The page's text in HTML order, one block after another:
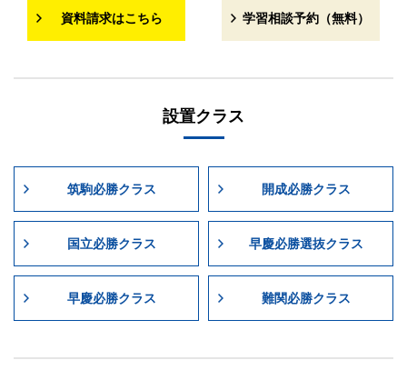
資料請求はこちら 学習相談予約（無料）
設置クラス
筑駒必勝クラス 開成必勝クラス
国立必勝クラス 早慶必勝選抜クラス
早慶必勝クラス 難関必勝クラス